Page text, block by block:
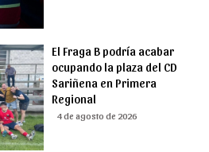
El Fraga B podría acabar
ocupando la plaza del CD
Sariñena en Primera
Regional
4 de agosto de 2026